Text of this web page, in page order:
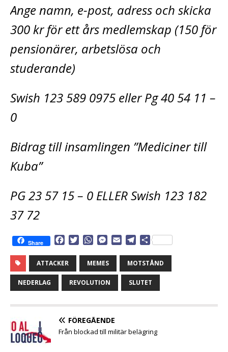
Ange namn, e-post, adress och skicka
300 kr för ett års medlemskap (150 för
pensionärer, arbetslösa och
studerande)
Swish 123 589 0975 eller Pg 40 54 11 –
0
Bidrag till insamlingen ”Mediciner till
Kuba”
PG 23 57 15 – 0 ELLER Swish 123 182
37 72
Share
c
e
o
t
t
e
W
a
t
s
A
M
s
s
e
n
r
i
l
e
g
r
D
l
a
ATTACKER MEMES MOTSTÅND
NEDERLAG REVOLUTION SLUTET
FÖREGÅENDE
Från blockad till militär belägring